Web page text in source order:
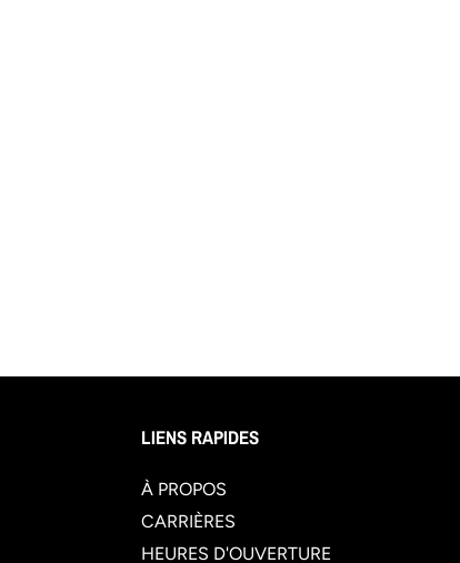
LIENS RAPIDES
À PROPOS
CARRIÈRES
HEURES D'OUVERTURE